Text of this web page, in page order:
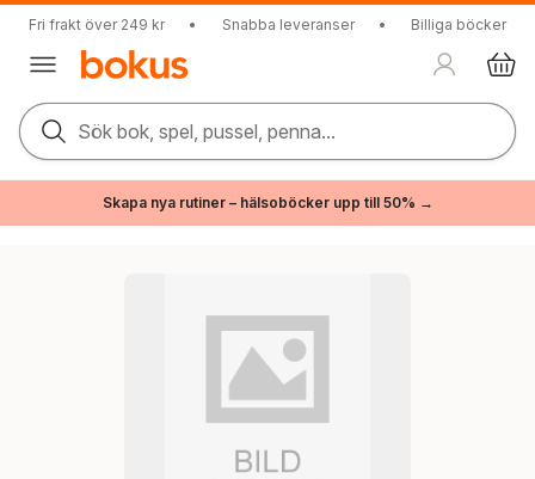
Fri frakt över 249 kr • Snabba leveranser • Billiga böcker
Sök bok, spel, pussel, penna...
Skapa nya rutiner – hälsoböcker upp till 50% →